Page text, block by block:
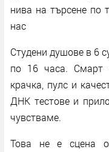
нива на търсене по
нас
Студени душове в 6
по 16 часа. Смарт
крачка, пулс и
ДНК тестове и
чувстваме.
Това не е сцена